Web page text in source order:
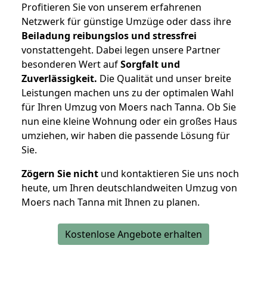
Profitieren Sie von unserem erfahrenen
Netzwerk für günstige Umzüge oder dass ihre
Beiladung reibungslos und stressfrei
vonstattengeht. Dabei legen unsere Partner
besonderen Wert aufSorgfalt und
Zuverlässigkeit. Die Qualität und unser breite
Leistungen machen uns zu der optimalen Wahl
für Ihren Umzug von Moers nach Tanna. Ob Sie
nun eine kleine Wohnung oder ein großes Haus
umziehen, wir haben die passende Lösung für
Sie.
Zögern Sie nicht und kontaktieren Sie uns noch
heute, um Ihren deutschlandweiten Umzug von
Moers nach Tanna mit Ihnen zu planen.
Kostenlose Angebote erhalten